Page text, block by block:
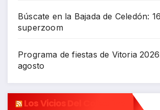
Búscate en la Bajada de Celedón:
superzoom
Programa de fiestas de Vitoria
agosto
Los Vicios Del Colectivo